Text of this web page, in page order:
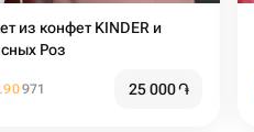
из конфет KINDER и
Роз
971 25 000֏